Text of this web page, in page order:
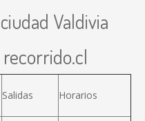
Valdivia
Salidas Horarios